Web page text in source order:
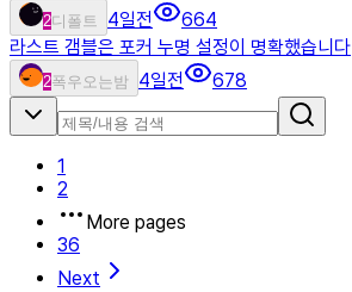
2디폴트 4일전
664
라스트 갬블은 포커 누명 설정이 명확했습니다
2폭우오는밤 4일전 678
1
2
More pages
36
Next